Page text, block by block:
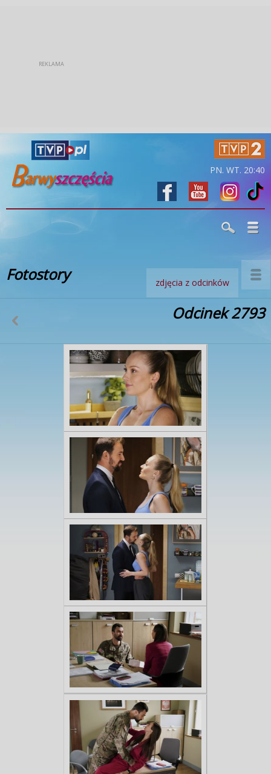
PN. WT. 20:40
Fotostory zdjęcia z odcinków
Odcinek 2793